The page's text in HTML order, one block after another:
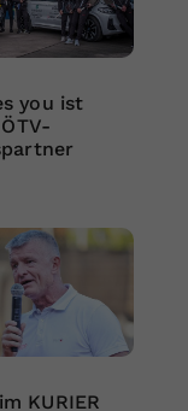
you ist
KURIER